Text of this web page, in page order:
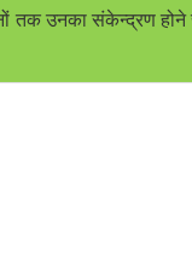
तक उनका संकेन्द्रण